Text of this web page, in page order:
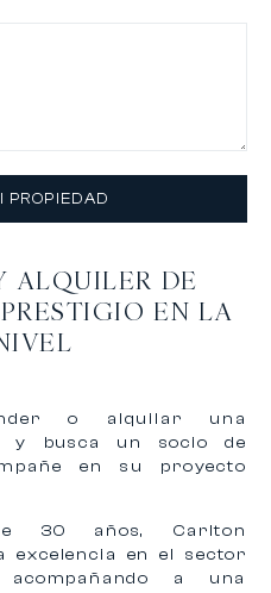
PROPIEDAD
ALQUILER DE
EN LA
o alquilar una
y busca un socio de
en su proyecto
30 años, Carlton
excelencia en el sector
a una